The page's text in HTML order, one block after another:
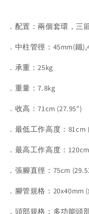
．配置：兩個套環，三
．中柱管徑：45mm(鐵
．承重：25kg
．重量：7.8kg
．收高：71cm (27.95")
．最低工作高度：81cm
．最高工作高度：
．張腳直徑：75cm
．腳管規格：20x40mm
．頭部規格：多功能頭